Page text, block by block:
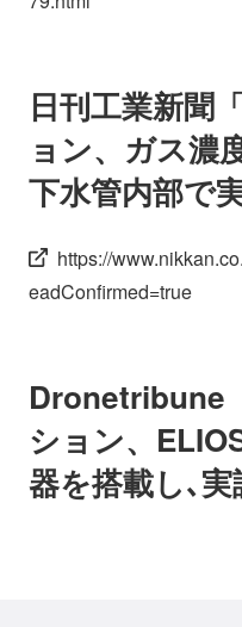
日刊工業新聞
ョン、ガス濃
下水管内部で
https://
eadConfirmed=true
Dronetribune
ション、
器を搭載し､実